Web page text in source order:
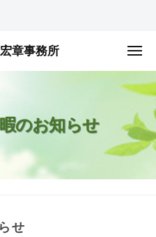
章事務所
メ
ュ
ー
のお知らせ
せ